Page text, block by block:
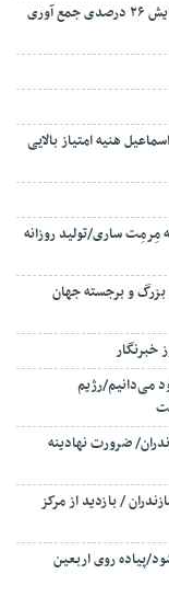
جذب بیش از ۱۸ میلیارد تومان صدقه درمازندران / افزایش ۲۶ درصدی جمع آوری
هنیه امتیاز بالایی
ساری/تولید روزانه
بزرگ و برجسته جهان
خبرنگار
می‌دانیم/رژیم
ضرورت نهادینه
/ بازدید از مرکز
پیاده روی اربعین